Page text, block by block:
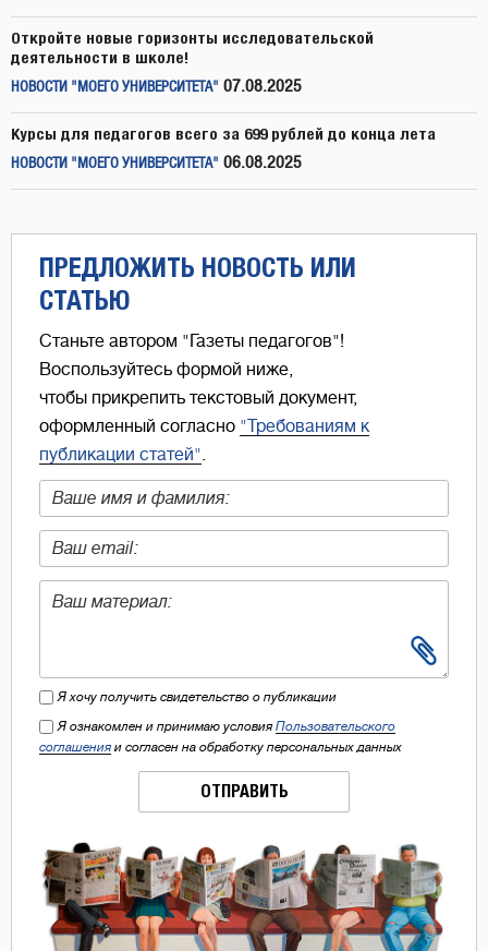
Откройте новые горизонты исследовательской
деятельности в школе!
НОВОСТИ "МОЕГО УНИВЕРСИТЕТА" 07.08.2025
Курсы для педагогов всего за 699 рублей до конца лета
НОВОСТИ "МОЕГО УНИВЕРСИТЕТА" 06.08.2025
ПРЕДЛОЖИТЬ НОВОСТЬ ИЛИ
СТАТЬЮ
Станьте автором "Газеты педагогов"!
Воспользуйтесь формой ниже,
чтобы прикрепить текстовый документ,
оформленный согласно "Требованиям к
публикации статей"
Я хочу получить свидетельство о публикации
Я ознакомлен и принимаю условия Пользовательского
соглашения и согласен на обработку персональных данных
ОТПРАВИТЬ